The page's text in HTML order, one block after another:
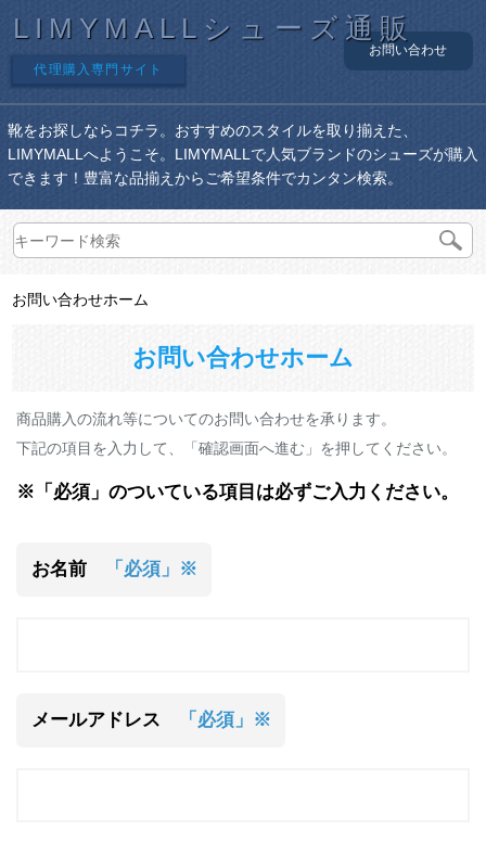
LIMYMALLシューズ通販
代理購入専門サイト
お問い合わせ
靴をお探しならコチラ。おすすめのスタイルを取り揃えた、
LIMYMALLへようこそ。LIMYMALLで人気ブランドのシューズが購入
できます！豊富な品揃えからご希望条件でカンタン検索。
お問い合わせホーム
お問い合わせホーム
商品購入の流れ等についてのお問い合わせを承ります。
下記の項目を入力して、「確認画面へ進む」を押してください。
※「必須」のついている項目は必ずご入力ください。
お名前 「必須」※
メールアドレス 「必須」※